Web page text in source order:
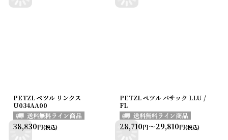
PETZL ペツル リンクス
U034AA00
38,830円(税込)
PETZL ペツル バサック LLU /
FL
28,710円～29,810円(税込)